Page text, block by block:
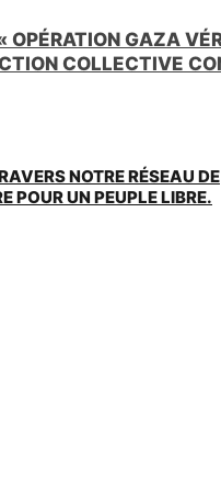
OPÉRATION GAZA
COLLECTIVE
NOTRE RÉSEAU DE
POUR UN PEUPLE LIBRE.